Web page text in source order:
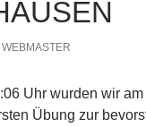
WEBMASTER
Uhr wurden wir
Übung zur